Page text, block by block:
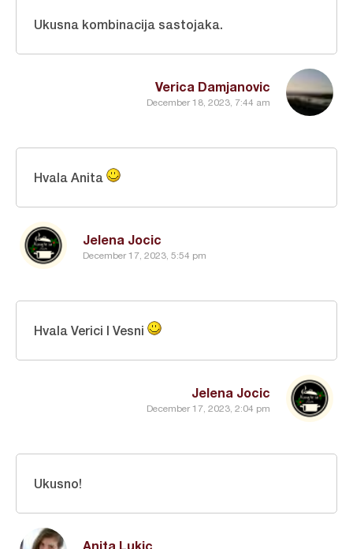
Verica Damjanovic
December 18, 2023, 7:44 am
Ukusna kombinacija sastojaka.
Jelena Jocic
December 17, 2023, 5:54 pm
Hvala Anita
Jelena Jocic
December 17, 2023, 2:04 pm
Hvala Verici I Vesni
Anita Lukic
Ukusno!